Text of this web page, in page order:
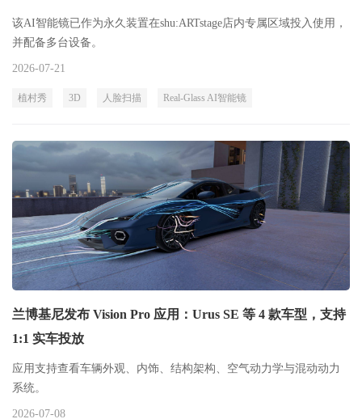
该AI智能镜已作为永久装置在shu:ARTstage店内专属区域投入使用，
并配备多台设备。
2026-07-21
植村秀 3D 人脸扫描 Real-Glass AI智能镜
兰博基尼发布 Vision Pro 应用：Urus SE 等 4 款车型，支持
1:1 实车投放
应用支持查看车辆外观、内饰、结构架构、空气动力学与混动动力
系统。
2026-07-08